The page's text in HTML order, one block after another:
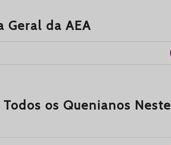
Geral da AEA
os Quenianos Neste